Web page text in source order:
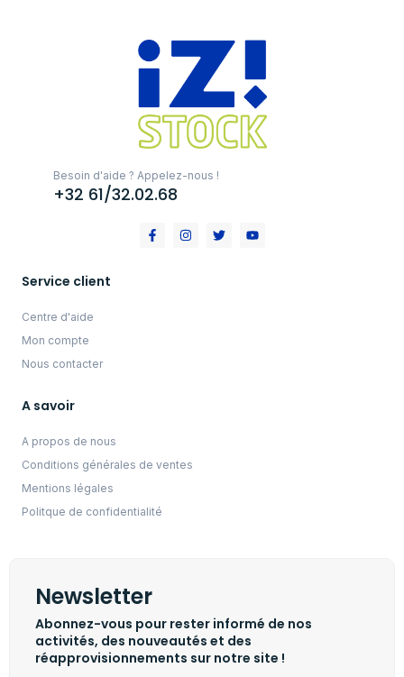
Besoin d'aide ? Appelez-nous !
+32 61/32.02.68
Service client
Centre d'aide
Mon compte
Nous contacter
A savoir
A propos de nous
Conditions générales de ventes
Mentions légales
Politque de confidentialité
Newsletter
Abonnez-vous pour rester informé de nos
activités, des nouveautés et des
réapprovisionnements sur notre site !